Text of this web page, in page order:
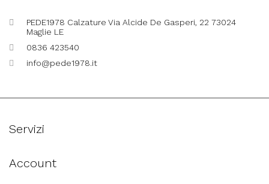
PEDE1978 Calzature Via Alcide De Gasperi, 22 73024
Maglie LE
0836 423540
info@pede1978.it
Servizi
Account